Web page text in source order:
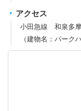
アクセス
小田急線 和泉多
（建物名：パーク